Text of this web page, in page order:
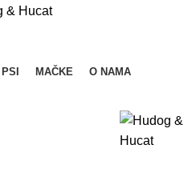
PSI MAČKE
O NAMA